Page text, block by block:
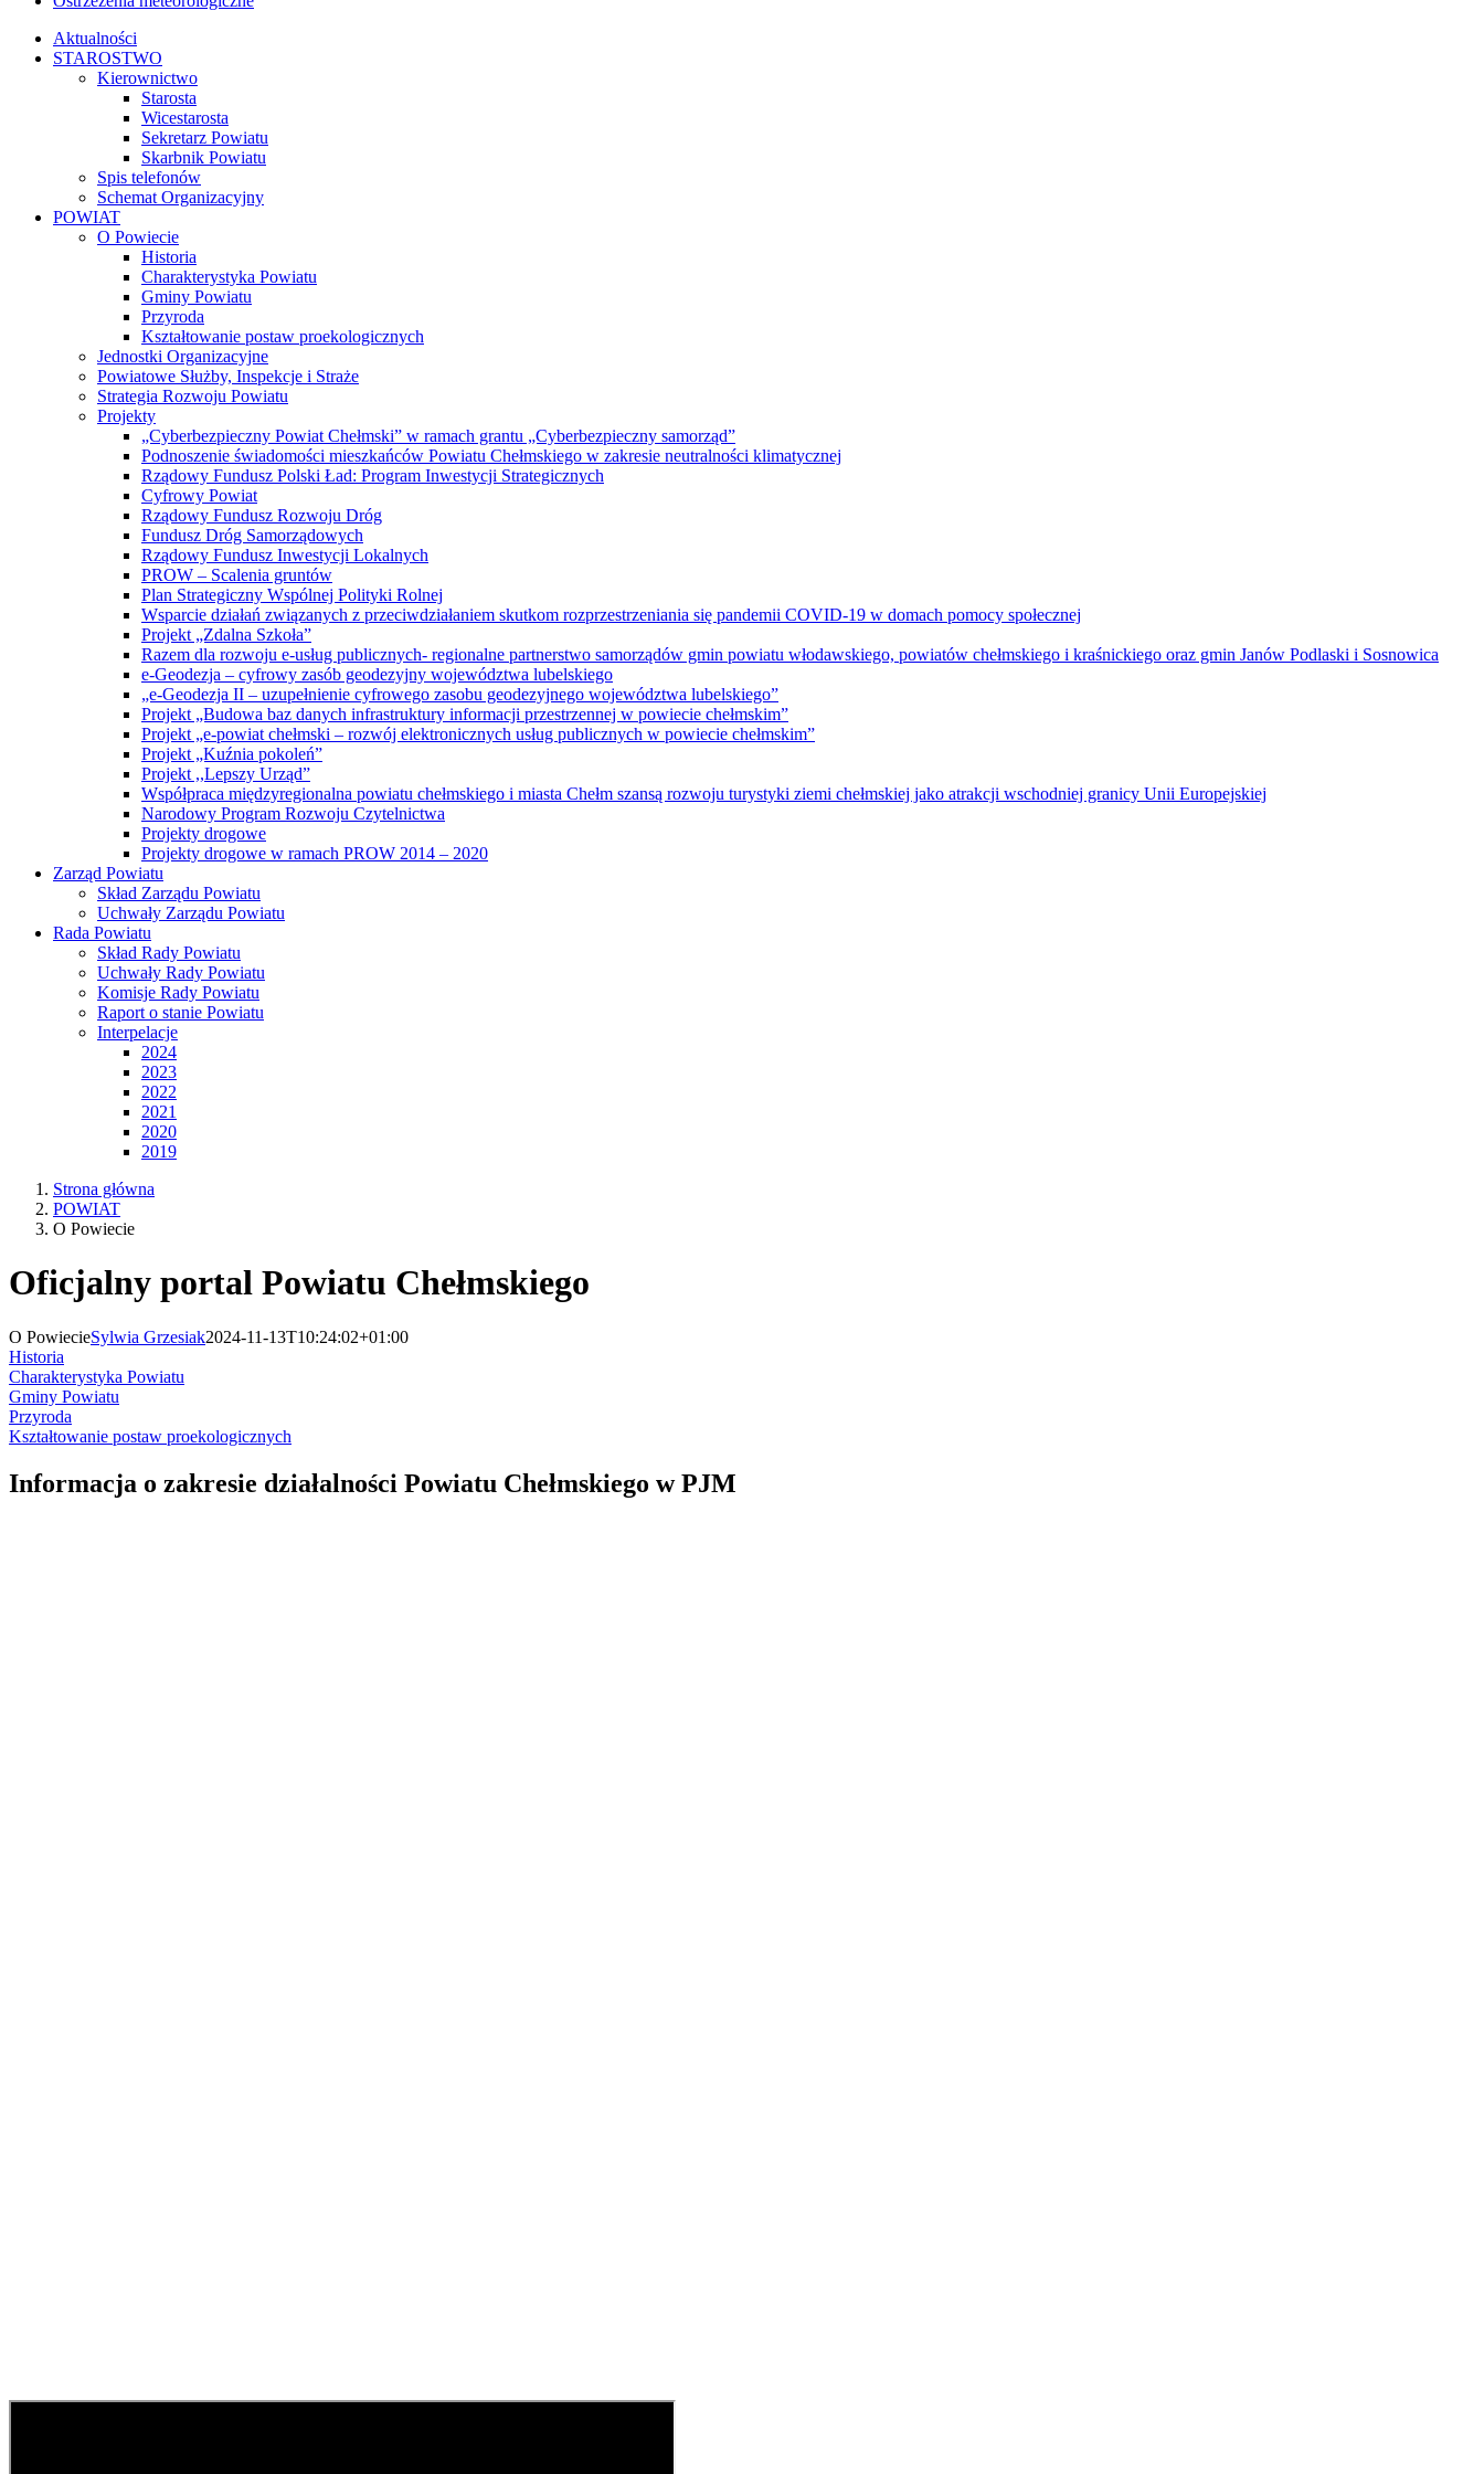
Aktualności
STAROSTWO
Kierownictwo
Starosta
Wicestarosta
Sekretarz Powiatu
Skarbnik Powiatu
Spis telefonów
Schemat Organizacyjny
POWIAT
O Powiecie
Historia
Charakterystyka Powiatu
Gminy Powiatu
Przyroda
Kształtowanie postaw proekologicznych
Jednostki Organizacyjne
Powiatowe Służby, Inspekcje i Straże
Strategia Rozwoju Powiatu
Projekty
„Cyberbezpieczny Powiat Chełmski” w ramach grantu „Cyberbezpieczny samorząd”
Podnoszenie świadomości mieszkańców Powiatu Chełmskiego w zakresie neutralności klimatycznej
Rządowy Fundusz Polski Ład: Program Inwestycji Strategicznych
Cyfrowy Powiat
Rządowy Fundusz Rozwoju Dróg
Fundusz Dróg Samorządowych
Rządowy Fundusz Inwestycji Lokalnych
PROW – Scalenia gruntów
Plan Strategiczny Wspólnej Polityki Rolnej
Wsparcie działań związanych z przeciwdziałaniem skutkom rozprzestrzeniania się pandemii COVID-19 w domach pomocy społecznej
Projekt „Zdalna Szkoła”
Razem dla rozwoju e-usług publicznych- regionalne partnerstwo samorządów gmin powiatu włodawskiego, powiatów chełmskiego i kraśnickiego oraz gmin Janów Podlaski i Sosnowica
e-Geodezja – cyfrowy zasób geodezyjny województwa lubelskiego
„e-Geodezja II – uzupełnienie cyfrowego zasobu geodezyjnego województwa lubelskiego”
Projekt „Budowa baz danych infrastruktury informacji przestrzennej w powiecie chełmskim”
Projekt „e-powiat chełmski – rozwój elektronicznych usług publicznych w powiecie chełmskim”
Projekt „Kuźnia pokoleń”
Projekt ,,Lepszy Urząd”
Współpraca międzyregionalna powiatu chełmskiego i miasta Chełm szansą rozwoju turystyki ziemi chełmskiej jako atrakcji wschodniej granicy Unii Europejskiej
Narodowy Program Rozwoju Czytelnictwa
Projekty drogowe
Projekty drogowe w ramach PROW 2014 – 2020
Zarząd Powiatu
Skład Zarządu Powiatu
Uchwały Zarządu Powiatu
Rada Powiatu
Skład Rady Powiatu
Uchwały Rady Powiatu
Komisje Rady Powiatu
Raport o stanie Powiatu
Interpelacje
2024
2023
2022
2021
2020
2019
Strona główna
POWIAT
O Powiecie
Oficjalny portal Powiatu Chełmskiego
O PowiecieSylwia Grzesiak2024-11-13T10:24:02+01:00
Historia
Charakterystyka Powiatu
Gminy Powiatu
Przyroda
Kształtowanie postaw proekologicznych
Informacja o zakresie działalności Powiatu Chełmskiego w PJM